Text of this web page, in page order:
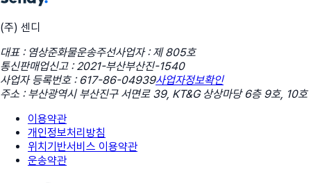
(주) 센디
대표 : 염상준화물운송주선사업자 : 제 805호
통신판매업신고 : 2021-부산부산진-1540
사업자 등록번호 : 617-86-04939사업자정보확인
주소 : 부산광역시 부산진구 서면로 39, KT&G 상상마당 6층 9호, 10호
이용약관
개인정보처리방침
위치기반서비스 이용약관
운송약관